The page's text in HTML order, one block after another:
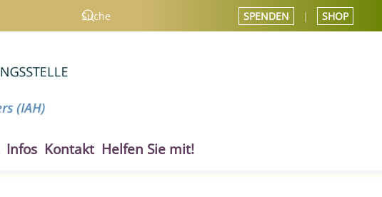
SPENDEN | SHOP
Infos Kontakt Helfen Sie mit!